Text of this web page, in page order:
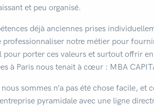
et peu organisé.
déjà anciennes prises
notre métier pour
porter ces valeurs et surtout offrir
à Paris nous tenait à cœur : MBA
sommes n’a pas été chose facile, et
pyramidale avec une ligne